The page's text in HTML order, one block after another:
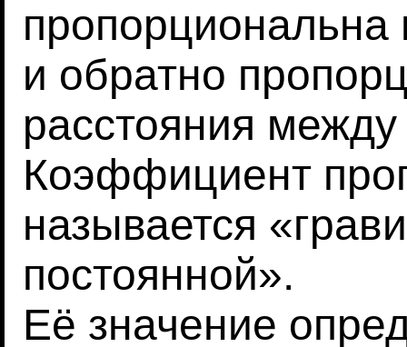
и обратно
расстояния
Коэффициент
называется
постоянной».
Её значение